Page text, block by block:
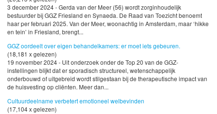
3 december 2024 - Gerda van der Meer (56) wordt zorginhoudelijk
bestuurder bij GGZ Friesland en Synaeda. De Raad van Toezicht benoemt
haar per februari 2025. Van der Meer, woonachtig in Amsterdam, maar ‘hikke
en tein’ in Friesland, brengt...
GGZ oordeelt over eigen behandelkamers: er moet iets gebeuren.
(18,181 x gelezen)
19 november 2024 - Uit onderzoek onder de Top 20 van de GGZ-
instellingen blijkt dat er sporadisch structureel, wetenschappelijk
onderbouwd of uitgebreid wordt stilgestaan bij de therapeutische impact van
de huisvesting op cliënten. Meer dan...
Cultuurdeelname verbetert emotioneel welbevinden
(17,104 x gelezen)